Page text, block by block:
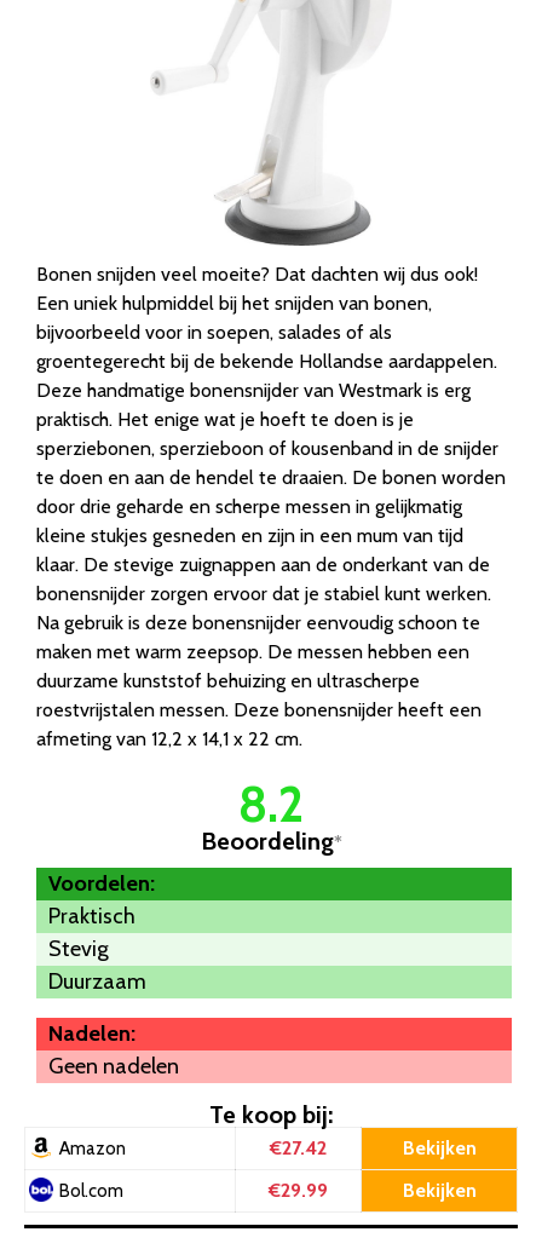
Bonen snijden veel moeite? Dat dachten wij dus ook!
Een uniek hulpmiddel bij het snijden van bonen,
bijvoorbeeld voor in soepen, salades of als
groentegerecht bij de bekende Hollandse aardappelen.
Deze handmatige bonensnijder van Westmark is erg
praktisch. Het enige wat je hoeft te doen is je
sperziebonen, sperzieboon of kousenband in de snijder
te doen en aan de hendel te draaien. De bonen worden
door drie geharde en scherpe messen in gelijkmatig
kleine stukjes gesneden en zijn in een mum van tijd
klaar. De stevige zuignappen aan de onderkant van de
bonensnijder zorgen ervoor dat je stabiel kunt werken.
Na gebruik is deze bonensnijder eenvoudig schoon te
maken met warm zeepsop. De messen hebben een
duurzame kunststof behuizing en ultrascherpe
roestvrijstalen messen. Deze bonensnijder heeft een
afmeting van 12,2 x 14,1 x 22 cm.
8.2
Beoordeling*
Voordelen:
Praktisch
Stevig
Duurzaam
Nadelen:
Geen nadelen
Te koop bij:
Amazon €27.42 Bekijken
Bol.com €29.99 Bekijken